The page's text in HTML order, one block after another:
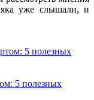
уже слышали, и
5 полезных